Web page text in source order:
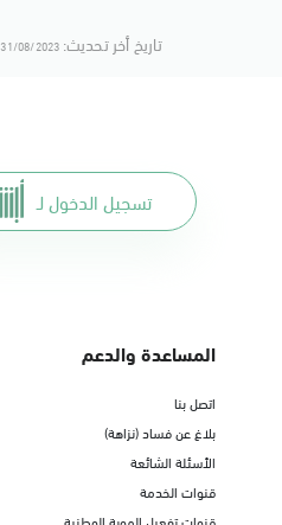
تاريخ أخر تحديث: 31/08/2023 14:08
تسجيل الدخول لـ
المساعدة والدعم
اتصل بنا
بلاغ عن فساد (نزاهة)
الأسئلة الشائعة
قنوات الخدمة